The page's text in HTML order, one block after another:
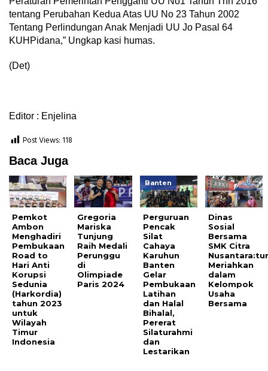
tentang Perubahan Kedua Atas UU No 23 Tahun 2002
Tentang Perlindungan Anak Menjadi UU Jo Pasal 64
KUHPidana,” Ungkap kasi humas.
(Det)
Editor : Enjelina
Post Views: 118
Baca Juga
Pemkot
Ambon
Menghadiri
Pembukaan
Road to
Hari Anti
Korupsi
Sedunia
(Harkordia)
tahun 2023
untuk
Wilayah
Timur
Indonesia
Gregoria
Mariska
Tunjung
Raih Medali
Perunggu
di
Olimpiade
Paris 2024
Banten
Perguruan
Pencak
Silat
Cahaya
Karuhun
Banten
Gelar
Pembukaan
Latihan
dan Halal
Bihalal,
Pererat
Silaturahmi
dan
Lestarikan
Dinas
Sosial
Bersama
SMK Citra
Meriahkan
dalam
Kelompok
Usaha
Bersama